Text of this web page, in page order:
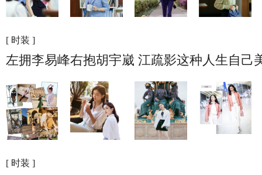
[ 时装 ]
左拥李易峰右抱胡宇崴 江疏影这种人生自己
[ 时装 ]